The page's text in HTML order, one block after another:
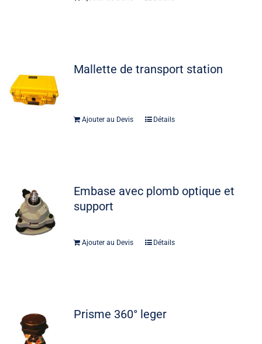
Mallette de transport station
Ajouter au Devis Détails
Embase avec plomb optique et
support
Ajouter au Devis Détails
Prisme 360° leger